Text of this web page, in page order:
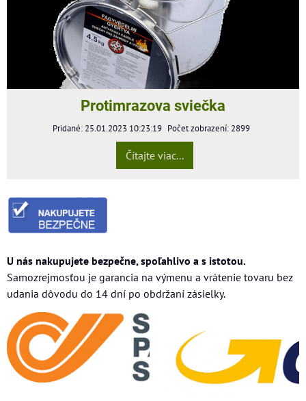
Protimrazova sviečka
Pridané: 25.01.2023 10:23:19 Počet zobrazení: 2899
Čítajte viac...
U nás nakupujete bezpečne, spoľahlivo a s istotou.
Samozrejmosťou je garancia na výmenu a vrátenie tovaru bez
udania dôvodu do 14 dní po obdržaní zásielky.